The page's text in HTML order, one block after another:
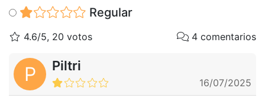
Regular
4.6/5, 20 votos 4 comentarios
P Piltri
16/07/2025